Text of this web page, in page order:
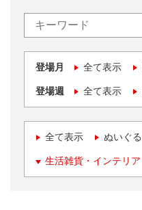
登場月 全て表示
登場週 全て表示
全て表示 ぬいぐ
生活雑貨・インテリ